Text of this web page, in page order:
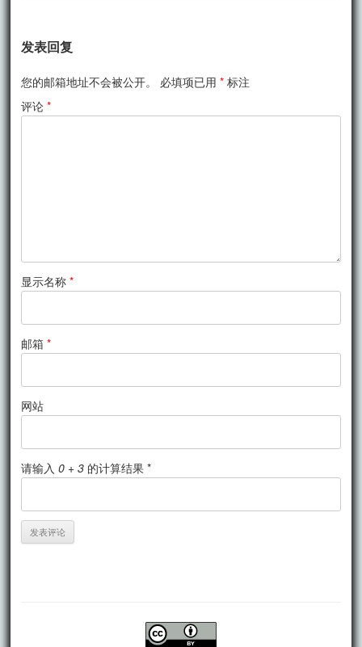
发表回复
您的邮箱地址不会被公开。 必填项已用* 标注
评论*
显示名称*
邮箱*
网站
请输入0 + 3 的计算结果 *